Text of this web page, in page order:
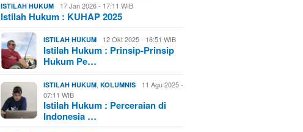
ISTILAH HUKUM 17 Jan 2026 - 17:11 WIB
Istilah Hukum : KUHAP 2025
ISTILAH HUKUM 12 Okt 2025 - 16:51 WIB
Istilah Hukum : Prinsip-Prinsip
Hukum Pe…
ISTILAH HUKUM ,KOLUMNIS
11 Agu 2025 -
07:11 WIB
Istilah Hukum : Perceraian di
Indonesia …